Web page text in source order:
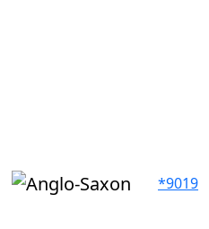
*9019